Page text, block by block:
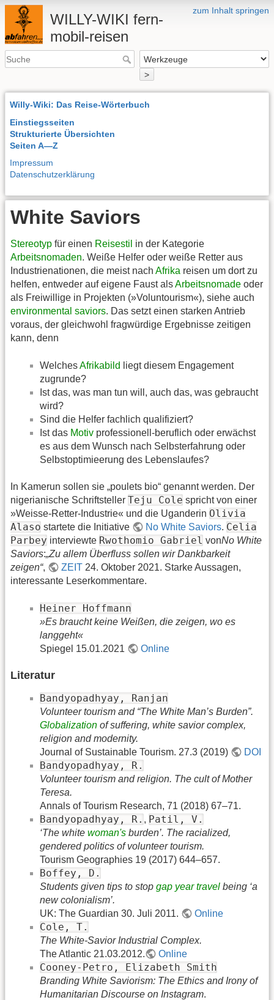
zum Inhalt springen
WILLY-WIKI fern-
mobil-reisen
>
Willy-Wiki: Das Reise-Wörterbuch
Einstiegsseiten
Strukturierte Übersichten
Seiten A—Z
Impressum
Datenschutzerklärung
White Saviors
Stereotyp für einen Reisestil in der Kategorie
Arbeitsnomaden. Weiße Helfer oder weiße Retter aus
Industrienationen, die meist nach Afrika reisen um dort zu
helfen, entweder auf eigene Faust alsArbeitsnomade oder
als Freiwillige in Projekten (»Voluntourism«), siehe auch
environmental saviors. Das setzt einen starken Antrieb
voraus, der gleichwohl fragwürdige Ergebnisse zeitigen
kann, denn
WelchesAfrikabild
liegt diesem Engagement
zugrunde?
Ist das, was man tun will, auch das, was gebraucht
wird?
Sind die Helfer fachlich qualifiziert?
Ist das Motiv professionell-beruflich oder erwächst
es aus dem Wunsch nach Selbsterfahrung oder
Selbstoptimieerung des Lebenslaufes?
In Kamerun sollen sie „poulets bio“ genannt werden. Der
nigerianische Schriftsteller Teju Cole spricht von einer
»Weisse-Retter-Industrie« und die Uganderin Olivia
Alaso startete die Initiative No White Saviors. Celia
Parbey interviewte Rwothomio Gabriel vonNo White
Saviors:„Zu allem Überfluss sollen wir Dankbarkeit
zeigen“, ZEIT 24. Oktober 2021. Starke Aussagen,
interessante Leserkommentare.
Heiner Hoffmann
»Es braucht keine Weißen, die zeigen, wo es
langgeht«
Spiegel 15.01.2021
Online
Literatur
Bandyopadhyay, Ranjan
Volunteer tourism and “The White Man’s Burden”.
Globalization of suffering, white savior complex,
religion and modernity.
Journal of Sustainable Tourism. 27.3 (2019)
DOI
Bandyopadhyay, R.
Volunteer tourism and religion. The cult of Mother
Teresa.
Annals of Tourism Research, 71 (2018) 67–71.
Bandyopadhyay, R. , Patil, V.
‘The white woman's burden’. The racialized,
gendered politics of volunteer tourism.
Tourism Geographies 19 (2017) 644–657.
Boffey, D.
Students given tips to stop gap year travel being ‘a
new colonialism’.
UK: The Guardian 30. Juli 2011.
Online
Cole, T.
The White-Savior Industrial Complex.
The Atlantic 21.03.2012.
Online
Cooney-Petro, Elizabeth Smith
Branding White Saviorism: The Ethics and Irony of
Humanitarian Discourse on Instagram.